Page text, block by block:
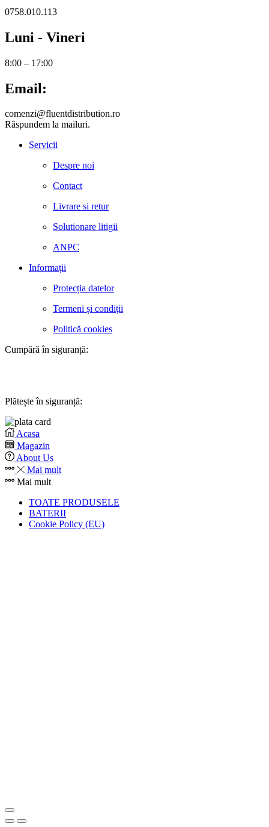
0758.010.113
Luni - Vineri
8:00 – 17:00
Email:
comenzi@fluentdistribution.ro
Răspundem la mailuri.
Servicii
Despre noi
Contact
Livrare si retur
Solutionare litigii
ANPC
Informații
Protecția datelor
Termeni și condiții
Politică cookies
Cumpără în siguranță:
Plătește în siguranță:
Acasa
Magazin
About Us
Mai mult
Mai mult
TOATE PRODUSELE
BATERII
Cookie Policy (EU)